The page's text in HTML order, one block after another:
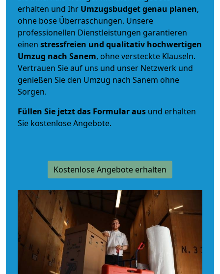
erhalten und Ihr Umzugsbudgetgenau planen,
ohne böse Überraschungen. Unsere
professionellen Dienstleistungen garantieren
einen stressfreien und qualitativ hochwertigen
Umzug nach Sanem, ohne versteckte Klauseln.
Vertrauen Sie auf uns und unser Netzwerk und
genießen Sie den Umzug nach Sanem ohne
Sorgen.
Füllen Sie jetzt das Formular aus und erhalten
Sie kostenlose Angebote.
Kostenlose Angebote erhalten